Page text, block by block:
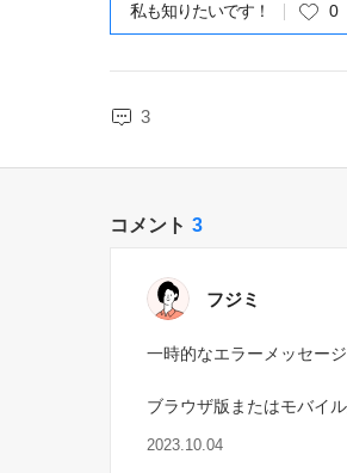
私も知りたいです！ 0
3
コメント 3
フジミ
一時的なエラーメッセー
ブラウザ版またはモバイ
2023.10.04